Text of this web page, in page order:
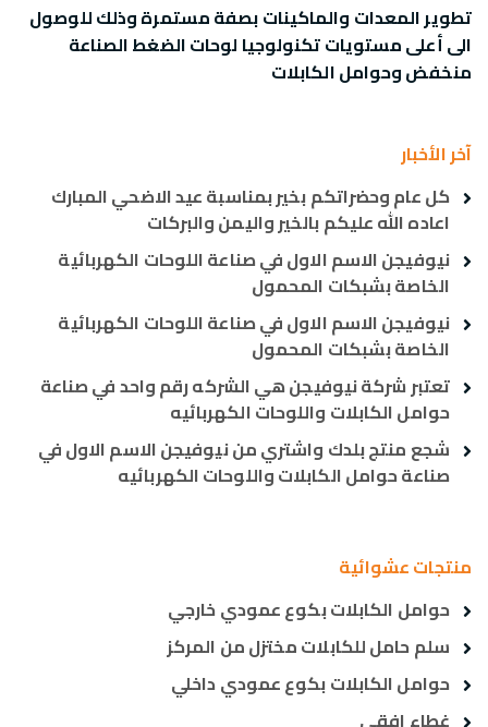
تطوير المعدات والماكينات بصفة مستمرة وذلك للوصول
الى أعلى مستويات تكنولوجيا لوحات الضغط الصناعة
منخفض وحوامل الكابلات
آخر الأخبار
كل عام وحضراتكم بخير بمناسبة عيد الاضحي المبارك
اعاده الله عليكم بالخير واليمن والبركات
نيوفيجن الاسم الاول في صناعة اللوحات الكهربائية
الخاصة بشبكات المحمول
نيوفيجن الاسم الاول في صناعة اللوحات الكهربائية
الخاصة بشبكات المحمول
تعتبر شركة نيوفيجن هي الشركه رقم واحد في صناعة
حوامل الكابلات واللوحات الكهربائيه
شجع منتج بلدك واشتري من نيوفيجن الاسم الاول في
صناعة حوامل الكابلات واللوحات الكهربائيه
منتجات عشوائية
حوامل الكابلات بكوع عمودي خارجي
سلم حامل للكابلات مختزل من المركز
حوامل الكابلات بكوع عمودي داخلي
غطاء افقي